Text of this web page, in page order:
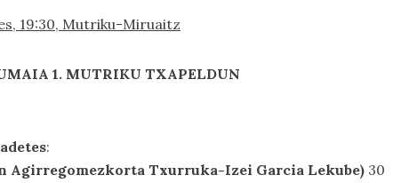
19:30, Mutriku-Miruaitz
1. MUTRIKU TXAPELDUN
:
Agirregomezkorta Txurruka-Izei Garcia Lekube) 30